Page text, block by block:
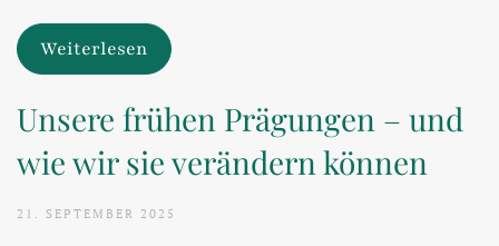
Weiterlesen
Unsere frühen Prägungen – und
wie wir sie verändern können
21. SEPTEMBER 2025